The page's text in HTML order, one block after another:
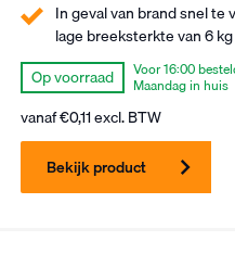
In geval van brand snel te
lage breeksterkte van 6 kg
Op voorraad
Voor 16:00
Maandag in huis
vanaf€0,11excl. BTW
Bekijk product